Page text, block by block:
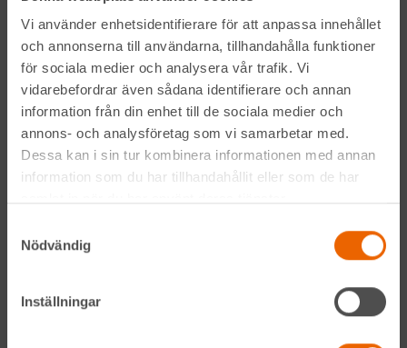
Vi använder enhetsidentifierare för att anpassa innehållet
och annonserna till användarna, tillhandahålla funktioner
för sociala medier och analysera vår trafik. Vi
vidarebefordrar även sådana identifierare och annan
information från din enhet till de sociala medier och
annons- och analysföretag som vi samarbetar med.
Dessa kan i sin tur kombinera informationen med annan
information som du har tillhandahållit eller som de har
Nödvändig
Inställningar
Prenumerera på vårt nyhetsbrev
Genom att anmäla mig till nyhetsbrevet godkänner jag
Alltid nära
Facebook